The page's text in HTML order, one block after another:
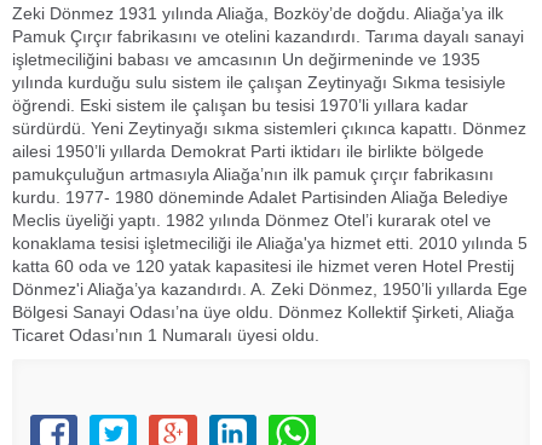
Zeki Dönmez 1931 yılında Aliağa, Bozköy’de doğdu. Aliağa’ya ilk
Pamuk Çırçır fabrikasını ve otelini kazandırdı. Tarıma dayalı sanayi
işletmeciliğini babası ve amcasının Un değirmeninde ve 1935
yılında kurduğu sulu sistem ile çalışan Zeytinyağı Sıkma tesisiyle
öğrendi. Eski sistem ile çalışan bu tesisi 1970’li yıllara kadar
sürdürdü. Yeni Zeytinyağı sıkma sistemleri çıkınca kapattı. Dönmez
ailesi 1950’li yıllarda Demokrat Parti iktidarı ile birlikte bölgede
pamukçuluğun artmasıyla Aliağa’nın ilk pamuk çırçır fabrikasını
kurdu. 1977- 1980 döneminde Adalet Partisinden Aliağa Belediye
Meclis üyeliği yaptı. 1982 yılında Dönmez Otel’i kurarak otel ve
konaklama tesisi işletmeciliği ile Aliağa'ya hizmet etti. 2010 yılında 5
katta 60 oda ve 120 yatak kapasitesi ile hizmet veren Hotel Prestij
Dönmez'i Aliağa’ya kazandırdı. A. Zeki Dönmez, 1950’li yıllarda Ege
Bölgesi Sanayi Odası’na üye oldu. Dönmez Kollektif Şirketi, Aliağa
Ticaret Odası’nın 1 Numaralı üyesi oldu.